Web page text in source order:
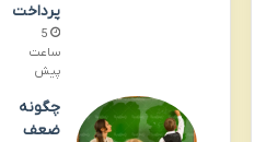
پرداخت
5
ساعت
پیش
چگونه
ضعف